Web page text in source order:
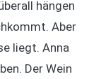
hängen
Aber
liegt. Anna
Der Wein